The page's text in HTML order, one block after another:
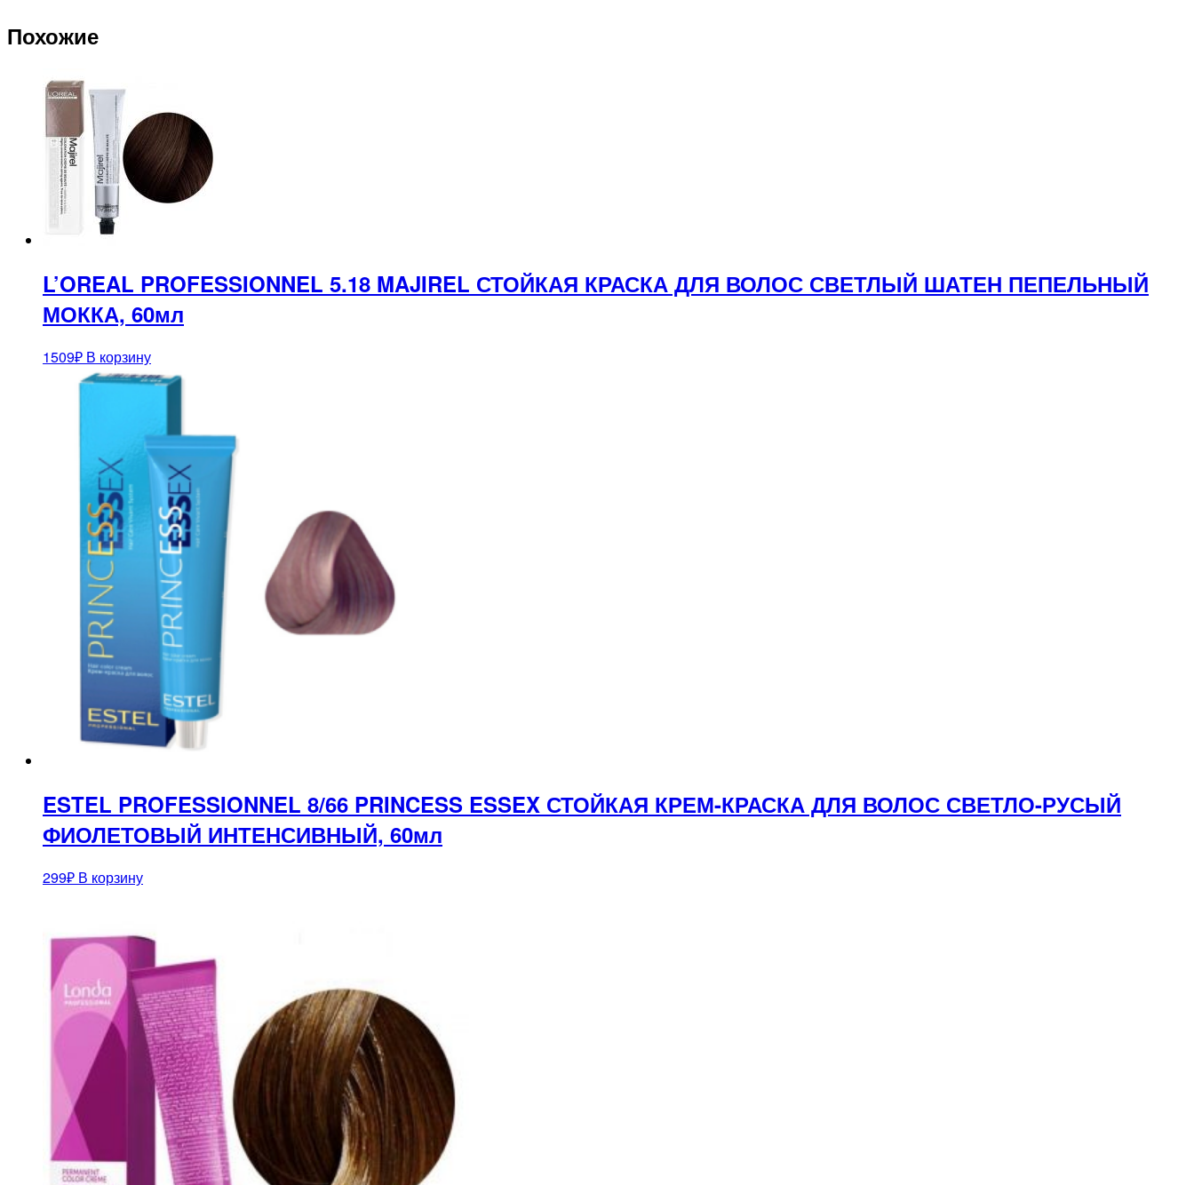
Похожие
L’OREAL PROFESSIONNEL 5.18 MAJIREL СТОЙКАЯ КРАСКА ДЛЯ ВОЛОС СВЕТЛЫЙ ШАТЕН ПЕПЕЛЬНЫЙ
МОККА, 60мл
1509₽ В корзину
ESTEL PROFESSIONNEL 8/66 PRINCESS ESSEX СТОЙКАЯ КРЕМ-КРАСКА ДЛЯ ВОЛОС СВЕТЛО-РУСЫЙ
ФИОЛЕТОВЫЙ ИНТЕНСИВНЫЙ, 60мл
299₽ В корзину